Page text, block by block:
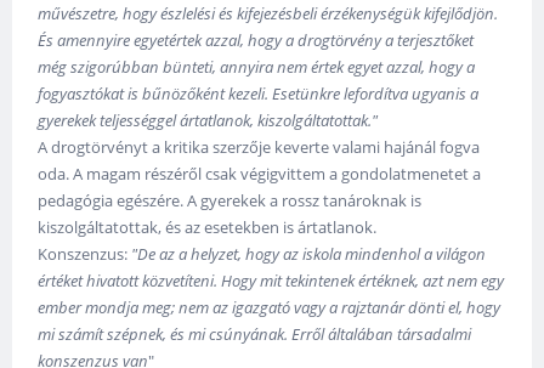
művészetre, hogy észlelési és kifejezésbeli érzékenységük kifejlődjön.
És amennyire egyetértek azzal, hogy a drogtörvény a terjesztőket
még szigorúbban bünteti, annyira nem értek egyet azzal, hogy a
fogyasztókat is bűnözőként kezeli. Esetünkre lefordítva ugyanis a
gyerekek teljességgel ártatlanok, kiszolgáltatottak."
A drogtörvényt a kritika szerzője keverte valami hajánál fogva
oda. A magam részéről csak végigvittem a gondolatmenetet a
pedagógia egészére. A gyerekek a rossz tanároknak is
kiszolgáltatottak, és az esetekben is ártatlanok.
Konszenzus: "De az a helyzet, hogy az iskola mindenhol a világon
értéket hivatott közvetíteni. Hogy mit tekintenek értéknek, azt nem egy
ember mondja meg; nem az igazgató vagy a rajztanár dönti el, hogy
mi számít szépnek, és mi csúnyának. Erről általában társadalmi
konszenzus van"